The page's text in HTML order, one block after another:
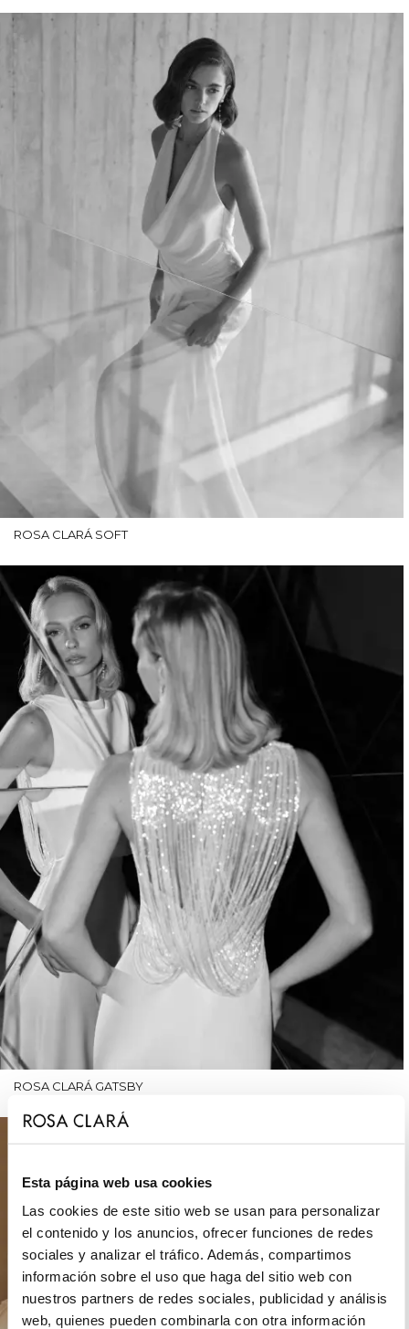
Esta página web usa cookies
Las cookies de este sitio web se usan para personalizar
el contenido y los anuncios, ofrecer funciones de redes
sociales y analizar el tráfico. Además, compartimos
información sobre el uso que haga del sitio web con
nuestros partners de redes sociales, publicidad y análisis
web, quienes pueden combinarla con otra información
ROSA CLARÁ SOFT
ROSA CLARÁ GATSBY